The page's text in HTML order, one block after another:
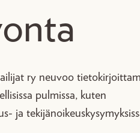
ry neuvoo
pulmissa, kuten
ja